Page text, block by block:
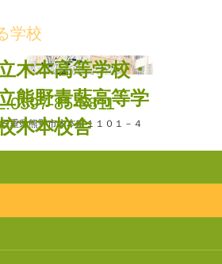
木本高等学校・
熊野青藍高等学
木本校舎
学校
85-3811
重県熊野市木本町１１０１－４